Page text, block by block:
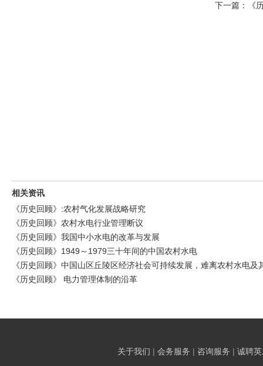
下一篇：《
相关资讯
《历史回顾》:农村气化发展战略研究
《历史回顾》农村水电行业管理断议
《历史回顾》我国中小水电的改革与发展
《历史回顾》1949～1979三十年间的中国农村水电
《历史回顾》中国山区丘陵区经济社会可持续发展，难离农村水电及
《历史回顾》 电力管理体制的沿革
关于我们 | 会务服务 | 咨询服务 | 诚聘